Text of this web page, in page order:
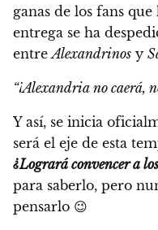
ganas de los fans
entrega se ha
entreAlexandrinos y
“¡Alexandria no caerá,
Y así, se inicia
será el eje de esta
¿Logrará convencer a
para saberlo, pero
pensarlo 😉